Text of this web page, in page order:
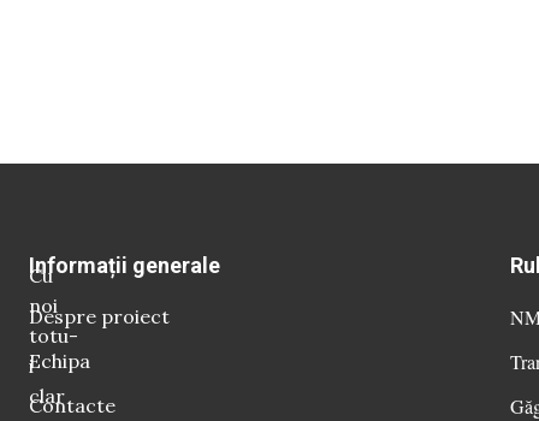
Cu
noi
totu-
i
clar
Informații generale
Despre proiect
Echipa
Contacte